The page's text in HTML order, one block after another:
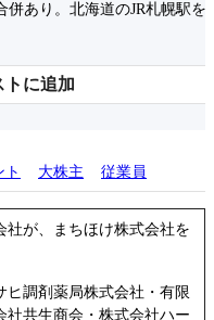
併あり。北海道のJR札幌駅を
トに追加
ト 大株主 従業員
が、まちほけ株式会社を
ヒ調剤薬局株式会社・有限
社共生商会・株式会社ハー